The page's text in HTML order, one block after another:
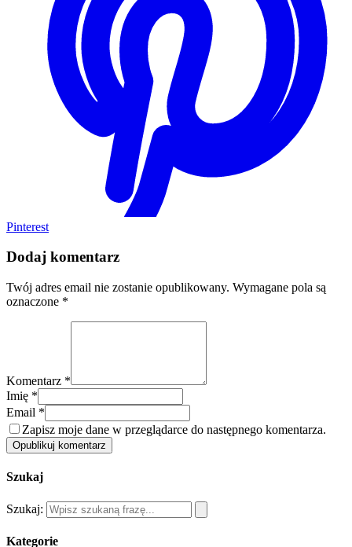
Pinterest
Dodaj komentarz
Twój adres email nie zostanie opublikowany. Wymagane pola są
oznaczone *
Komentarz *
Imię *
Email *
Zapisz moje dane w przeglądarce do następnego komentarza.
Opublikuj komentarz
Szukaj
Szukaj:
Kategorie